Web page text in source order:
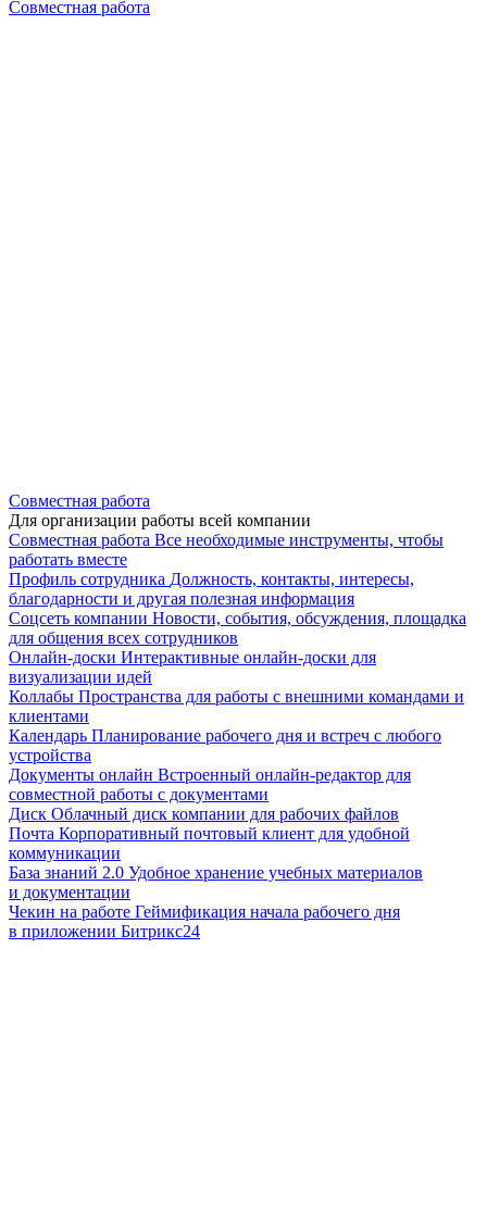
Совместная работа
Совместная работа
Для организации работы всей компании
Совместная работа Все необходимые инструменты, чтобы
работать вместе
Профиль сотрудника Должность, контакты, интересы,
благодарности и другая полезная информация
Соцсеть компании Новости, события, обсуждения, площадка
для общения всех сотрудников
Онлайн-доски Интерактивные онлайн-доски для
визуализации идей
Коллабы Пространства для работы с внешними командами и
клиентами
Календарь Планирование рабочего дня и встреч с любого
устройства
Документы онлайн Встроенный онлайн-редактор для
совместной работы с документами
Диск Облачный диск компании для рабочих файлов
Почта Корпоративный почтовый клиент для удобной
коммуникации
База знаний 2.0 Удобное хранение учебных материалов
и документации
Чекин на работе Геймификация начала рабочего дня
в приложении Битрикс24